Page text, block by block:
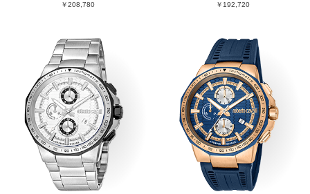
￥208,780
￥192,720